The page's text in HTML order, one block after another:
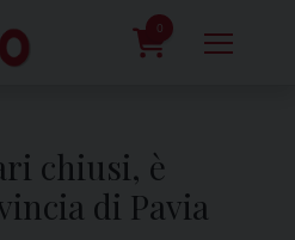
0
chiusi, è
di Pavia